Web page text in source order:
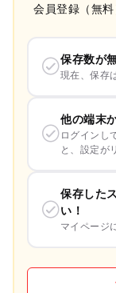
会員登録（無
保存数が
現在、保存
他の端末
ログインし
と、設定が
保存した
い！
マイページ